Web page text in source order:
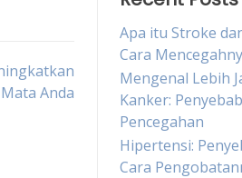
Anda
Apa itu Stroke
Cara
Mengenal Lebih
Kanker:
Pencegahan
Hipertensi:
Cara